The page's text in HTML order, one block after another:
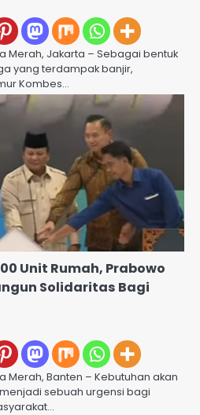
Merah, Jakarta – Sebagai bentuk
yang terdampak banjir,
Kombes…
Unit Rumah, Prabowo
Solidaritas Bagi
Merah, Banten – Kebutuhan akan
sebuah urgensi bagi